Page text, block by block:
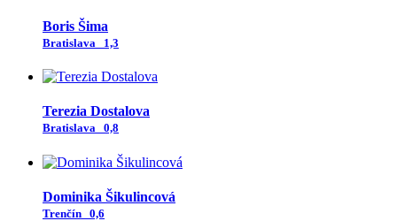
Boris Šima
Bratislava 1,3
Terezia Dostalova
Bratislava 0,8
Dominika Šikulincová
Trenčín 0,6